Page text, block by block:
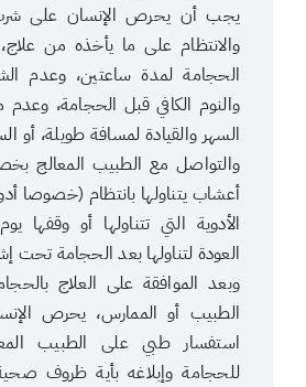
يجب أن يحرص الإنسان على شرب
والانتظام على ما يأخذه من
الحجامة لمدة ساعتين، وعدم
والنوم الكافي قبل الحجامة، وعدم
السهر والقيادة لمسافة طويلة، أو
والتواصل مع الطبيب المعالج
أعشاب يتناولها بانتظام (خصوصا
الأدوية التي تتناولها أو وقفها
العودة لتناولها بعد الحجامة تحت
وبعد الموافقة على العلاج
الطبيب أو الممارس، يحرص
استفسار طبي على الطبيب
للحجامة وإبلاغه بأية ظروف